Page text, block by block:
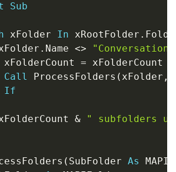
Sub
xFolder In xRootFolder .
. Name <>
xFolderCount
= xFolderCount
Call ProcessFolders ( xFolder ,
If
&
" subfolders
( SubFolder As